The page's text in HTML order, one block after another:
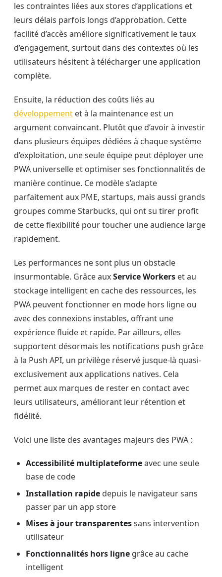
les contraintes liées aux stores d’applications et
leurs délais parfois longs d’approbation. Cette
facilité d’accès améliore significativement le taux
d’engagement, surtout dans des contextes où les
utilisateurs hésitent à télécharger une application
complète.
Ensuite, la réduction des coûts liés au
développement et à la maintenance est un
argument convaincant. Plutôt que d’avoir à investir
dans plusieurs équipes dédiées à chaque système
d’exploitation, une seule équipe peut déployer une
PWA universelle et optimiser ses fonctionnalités de
manière continue. Ce modèle s’adapte
parfaitement aux PME, startups, mais aussi grands
groupes comme Starbucks, qui ont su tirer profit
de cette flexibilité pour toucher une audience large
rapidement.
Les performances ne sont plus un obstacle
insurmontable. Grâce auxService Workers et au
stockage intelligent en cache des ressources, les
PWA peuvent fonctionner en mode hors ligne ou
avec des connexions instables, offrant une
expérience fluide et rapide. Par ailleurs, elles
supportent désormais les notifications push grâce
à la Push API, un privilège réservé jusque-là quasi-
exclusivement aux applications natives. Cela
permet aux marques de rester en contact avec
leurs utilisateurs, améliorant leur rétention et
fidélité.
Voici une liste des avantages majeurs des PWA :
Accessibilité multiplateformeavec une seule
base de code
Installation rapide depuis le navigateur sans
passer par un app store
Mises à jour transparentessans intervention
utilisateur
Fonctionnalités hors ligne grâce au cache
intelligent